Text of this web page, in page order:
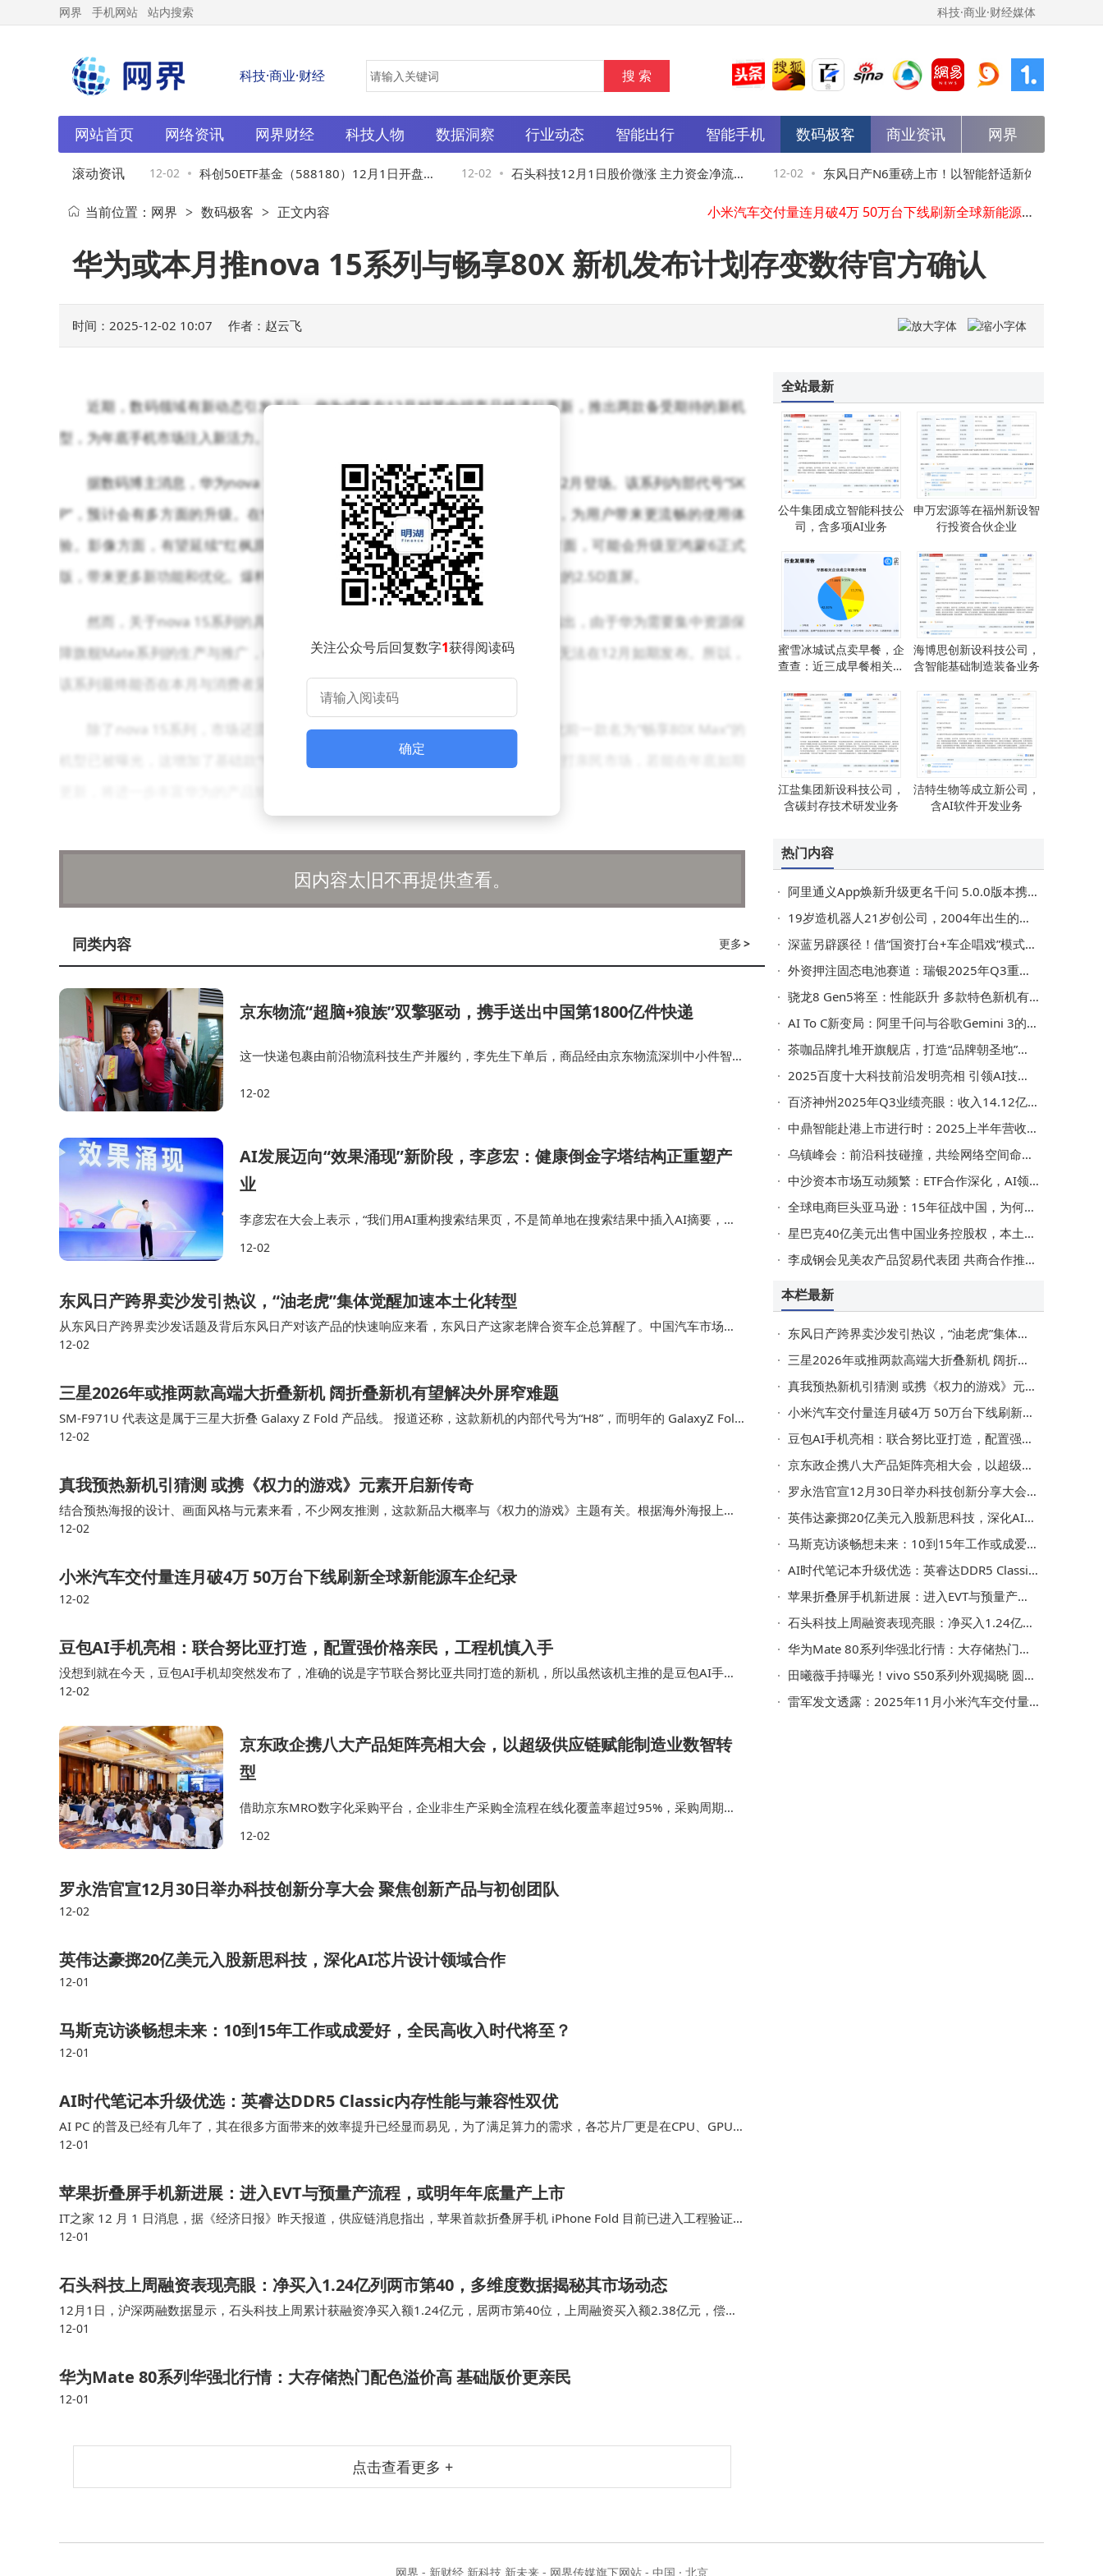
网界 手机网站 站内搜索 科技·商业·财经媒体
科技·商业·财经
网站首页 网络资讯 网界财经 科技人物 数据洞察 行业动态 智能出行 智能手机 数码极客 商业资讯 网界
滚动资讯
！12月12日起多 12-02 科创50ETF基金（588180）12月1日开盘微
跌，重仓股表现分化涨跌互现
12-02 石头科技12月1日股价微涨 主力资金净流入 12-02 东风日产N6重磅上市！以智能舒适新体验，
开启年轻家庭插混出行新篇章
马斯克访谈畅想未来：10到15年工作或成爱好，全民高收入时代将至？
东风日产跨界卖沙发引热议，“油老虎”集体觉醒加速本土化转型
三星2026年或推两款高端大折叠新机 阔折叠新机有望解决外屏窄难题
小米汽车交付量连月破4万 50万台下线刷新全球新能源车企纪录
AI发展迈向“效果涌现”新阶段，李彦宏：健康倒金字塔结构正重塑产业
当前位置： 网界 > 数码极客 > 正文内容
华为或本月推nova 15系列与畅享80X 新机发布计划存变数待官方确认
时间：2025-12-02 10:07 作者：赵云飞
近期，数码领域有新动态引发关注，华为或将在12月对其中端产品线进行更新，推出两款备受期待的新机
型，为年底手机市场注入新活力。
据数码博主消息，华为nova 15系列原本计划作为2025年度的重磅机型，于12月登场。该系列内部代号“SK
P”，预计会有多方面的升级。在性能上，新机可能搭载新一代麒麟8030处理器，为用户带来更流畅的使用体
验。影像方面，有望延续“红枫原色”等特色技术，进一步提升拍摄效果。系统方面，可能会升级至鸿蒙6正式
版，带来更多新功能和优化。爆料称其屏幕设计也有亮点，可能采用强调护眼特性的2.5D直屏。
然而，关于nova 15系列的具体发布日期，市场消息存在不同说法。有爆料指出，由于华为需要集中资源保
障旗舰Mate系列的生产与推广，nova 15系列的发布计划或许会有变动，有可能无法在12月如期发布。所以，
该系列最终能否在本月与消费者见面，还需等待官方确认。
除了nova 15系列，市场还流传着华为畅享系列新机的消息。有信息显示，此前一款名为“畅享80X Max”的
机型已被曝光，这增加了基础款“畅享80X”在本月推出的可能性。畅享系列一直主打亲民市场，若能在年底如期
关注公众号后回复数字1获得阅读码
确定
因内容太旧不再提供查看。
更多>
同类内容
京东物流“超脑+狼族”双擎驱动，携手送出中国第1800亿件快递
这一快递包裹由前沿物流科技生产并履约，李先生下单后，商品经由京东物流深圳中小件智狼
流超脑2.0最优路区规划下快速送达，京东小…
12-02
AI发展迈向“效果涌现”新阶段，李彦宏：健康倒金字塔结构正重塑产
业
李彦宏在大会上表示，“我们用AI重构搜索结果页，不是简单地在搜索结果中插入AI摘要，而
是把搜索从一个以文字内容和链接为主的互联网应用，转化为一个以图片视频等富媒体内容为
12-02
东风日产跨界卖沙发引热议，“油老虎”集体觉醒加速本土化转型
从东风日产跨界卖沙发话题及背后东风日产对该产品的快速响应来看，东风日产这家老牌合资车企总算醒了。中国汽车市场的
一个新合资车企模式时代已经来了，就看谁跑得快了，现在是东风日产跨界卖沙发，以后其他合资车做更多跨界…
12-02
三星2026年或推两款高端大折叠新机 阔折叠新机有望解决外屏窄难题
SM-F971U 代表这是属于三星大折叠 Galaxy Z Fold 产品线。 报道还称，这款新机的内部代号为“H8”，而明年的 GalaxyZ Fold
8 内部代号为“Q8”，这意味着 2026 年，三…
12-02
真我预热新机引猜测 或携《权力的游戏》元素开启新传奇
结合预热海报的设计、画面风格与元素来看，不少网友推测，这款新品大概率与《权力的游戏》主题有关。根据海外海报上展
示的信息来看，这款《权力的游戏》限定版来自真我15 Pro，其机身采用黑色皮革后盖与金色点缀，摄…
12-02
小米汽车交付量连月破4万 50万台下线刷新全球新能源车企纪录
12-02
豆包AI手机亮相：联合努比亚打造，配置强价格亲民，工程机慎入手
没想到就在今天，豆包AI手机却突然发布了，准确的说是字节联合努比亚共同打造的新机，所以虽然该机主推的是豆包AI手机
助手，但这款手机的品牌和命名还是努比亚，目前该机还只是工程机，叫做M153在外观上该机没有了…
12-02
京东政企携八大产品矩阵亮相大会，以超级供应链赋能制造业数智转
型
借助京东MRO数字化采购平台，企业非生产采购全流程在线化覆盖率超过95%，采购周期缩
短三分之一以上；通过分级授权体系，实现小额采购敏捷化、大额采购规范化；依托专属企配
12-02
罗永浩官宣12月30日举办科技创新分享大会 聚焦创新产品与初创团队
12-02
英伟达豪掷20亿美元入股新思科技，深化AI芯片设计领域合作
12-01
马斯克访谈畅想未来：10到15年工作或成爱好，全民高收入时代将至？
12-01
AI时代笔记本升级优选：英睿达DDR5 Classic内存性能与兼容性双优
AI PC 的普及已经有几年了，其在很多方面带来的效率提升已经显而易见，为了满足算力的需求，各芯片厂更是在CPU、GPU、
NPU上大做文章，除了核心硬件的提升，对于追求高效生产力与流畅运算体验的笔记本用户而言…
12-01
苹果折叠屏手机新进展：进入EVT与预量产流程，或明年年底量产上市
IT之家 12 月 1 日消息，据《经济日报》昨天报道，供应链消息指出，苹果首款折叠屏手机 iPhone Fold 目前已进入工程验证
（IT之家注：EVT）与预量产流程，只剩下细节设计需要调整，有望明年年底前…
12-01
石头科技上周融资表现亮眼：净买入1.24亿列两市第40，多维度数据揭秘其市场动态
12月1日，沪深两融数据显示，石头科技上周累计获融资净买入额1.24亿元，居两市第40位，上周融资买入额2.38亿元，偿还
额1.14亿元。 石头科技所属概念板块包括：家电行业、北京板块、百元股、宁组合、茅指数…
12-01
华为Mate 80系列华强北行情：大存储热门配色溢价高 基础版价更亲民
12-01
点击查看更多 +
全站最新
公牛集团成立智能科技公
司，含多项AI业务
申万宏源等在福州新设智
行投资合伙企业
蜜雪冰城试点卖早餐，企
查查：近三成早餐相关企
海博思创新设科技公司，
含智能基础制造装备业务
江盐集团新设科技公司，
含碳封存技术研发业务
洁特生物等成立新公司，
含AI软件开发业务
热门内容
阿里通义App焕新升级更名千问 5.0.0版本携三大核心能力强势登场
19岁造机器人21岁创公司，2004年出生的黄一获千万美元融资
深蓝另辟蹊径！借“国资打台+车企唱戏”模式接盘北京现代闲置工厂
外资押注固态电池赛道：瑞银2025年Q3重仓11家企业，4家30亿市值公司成焦点
骁龙8 Gen5将至：性能跃升 多款特色新机有望引领2025手机新潮流
AI To C新变局：阿里千问与谷歌Gemini 3的差异化突围之路
茶咖品牌扎堆开旗舰店，打造“品牌朝圣地”探索多元发展新路径
2025百度十大科技前沿发明亮相 引领AI技术新突破与产业新发展
百济神州2025年Q3业绩亮眼：收入14.12亿美元，经调整净利润同比大增489%
中鼎智能赴港上市进行时：2025上半年营收下滑23%，利润情况如何？
乌镇峰会：前沿科技碰撞，共绘网络空间命运共同体数智新蓝图
中沙资本市场互动频繁：ETF合作深化，AI领域或成合作新亮点
全球电商巨头亚马逊：15年征战中国，为何最终选择“退场”与转型？
星巴克40亿美元出售中国业务控股权，本土化突围还是无奈之举？
李成钢会见美农产品贸易代表团 共商合作推动中美经贸关系回稳
本栏最新
东风日产跨界卖沙发引热议，“油老虎”集体觉醒加速本土化转型
三星2026年或推两款高端大折叠新机 阔折叠新机有望解决外屏窄难题
真我预热新机引猜测 或携《权力的游戏》元素开启新传奇
小米汽车交付量连月破4万 50万台下线刷新全球新能源车企纪录
豆包AI手机亮相：联合努比亚打造，配置强价格亲民，工程机慎入手
京东政企携八大产品矩阵亮相大会，以超级供应链赋能制造业数智转型
罗永浩官宣12月30日举办科技创新分享大会 聚焦创新产品与初创团队
英伟达豪掷20亿美元入股新思科技，深化AI芯片设计领域合作
马斯克访谈畅想未来：10到15年工作或成爱好，全民高收入时代将至？
AI时代笔记本升级优选：英睿达DDR5 Classic内存性能与兼容性双优
苹果折叠屏手机新进展：进入EVT与预量产流程，或明年年底量产上市
石头科技上周融资表现亮眼：净买入1.24亿列两市第40，多维度数据揭秘其市场动态
华为Mate 80系列华强北行情：大存储热门配色溢价高 基础版价更亲民
田曦薇手持曝光！vivo S50系列外观揭晓 圆角三摄金属中框来袭
雷军发文透露：2025年11月小米汽车交付量稳超4万台 感恩用户支持
网界 - 新财经 新科技 新未来 - 网界传媒旗下网站 - 中国 · 北京